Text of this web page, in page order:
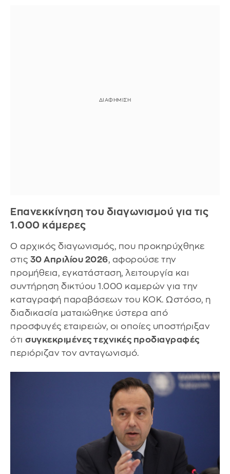
Επανεκκίνηση του διαγωνισμού για τις
1.000 κάμερες
Ο αρχικός διαγωνισμός, που προκηρύχθηκε
στις 30 Απριλίου 2026, αφορούσε την
προμήθεια, εγκατάσταση, λειτουργία και
συντήρηση δικτύου 1.000 καμερών για την
καταγραφή παραβάσεων του ΚΟΚ. Ωστόσο, η
διαδικασία ματαιώθηκε ύστερα από
προσφυγές εταιρειών, οι οποίες υποστήριξαν
ότι συγκεκριμένες τεχνικές προδιαγραφές
περιόριζαν τον ανταγωνισμό.